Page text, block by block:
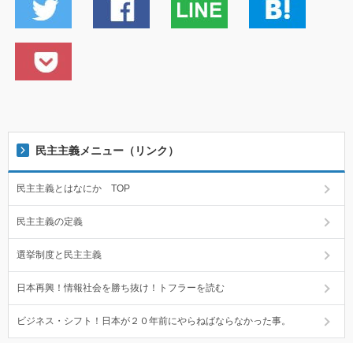
民主主義メニュー（リンク）
民主主義とはなにか TOP
民主主義の定義
選挙制度と民主主義
日本再興！情報社会を勝ち抜け！トフラーを読む
ビジネス・シフト！日本が２０年前にやらねばならなかった事。